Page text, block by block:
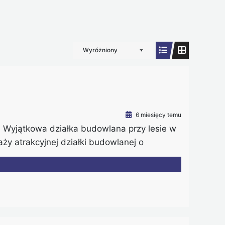
Wyróżniony
6 miesięcy temu
działka budowlana przy lesie w
atrakcyjnej działki budowlanej o
lokalizacji w Lesznie.
Parku Narodowego, dlatego